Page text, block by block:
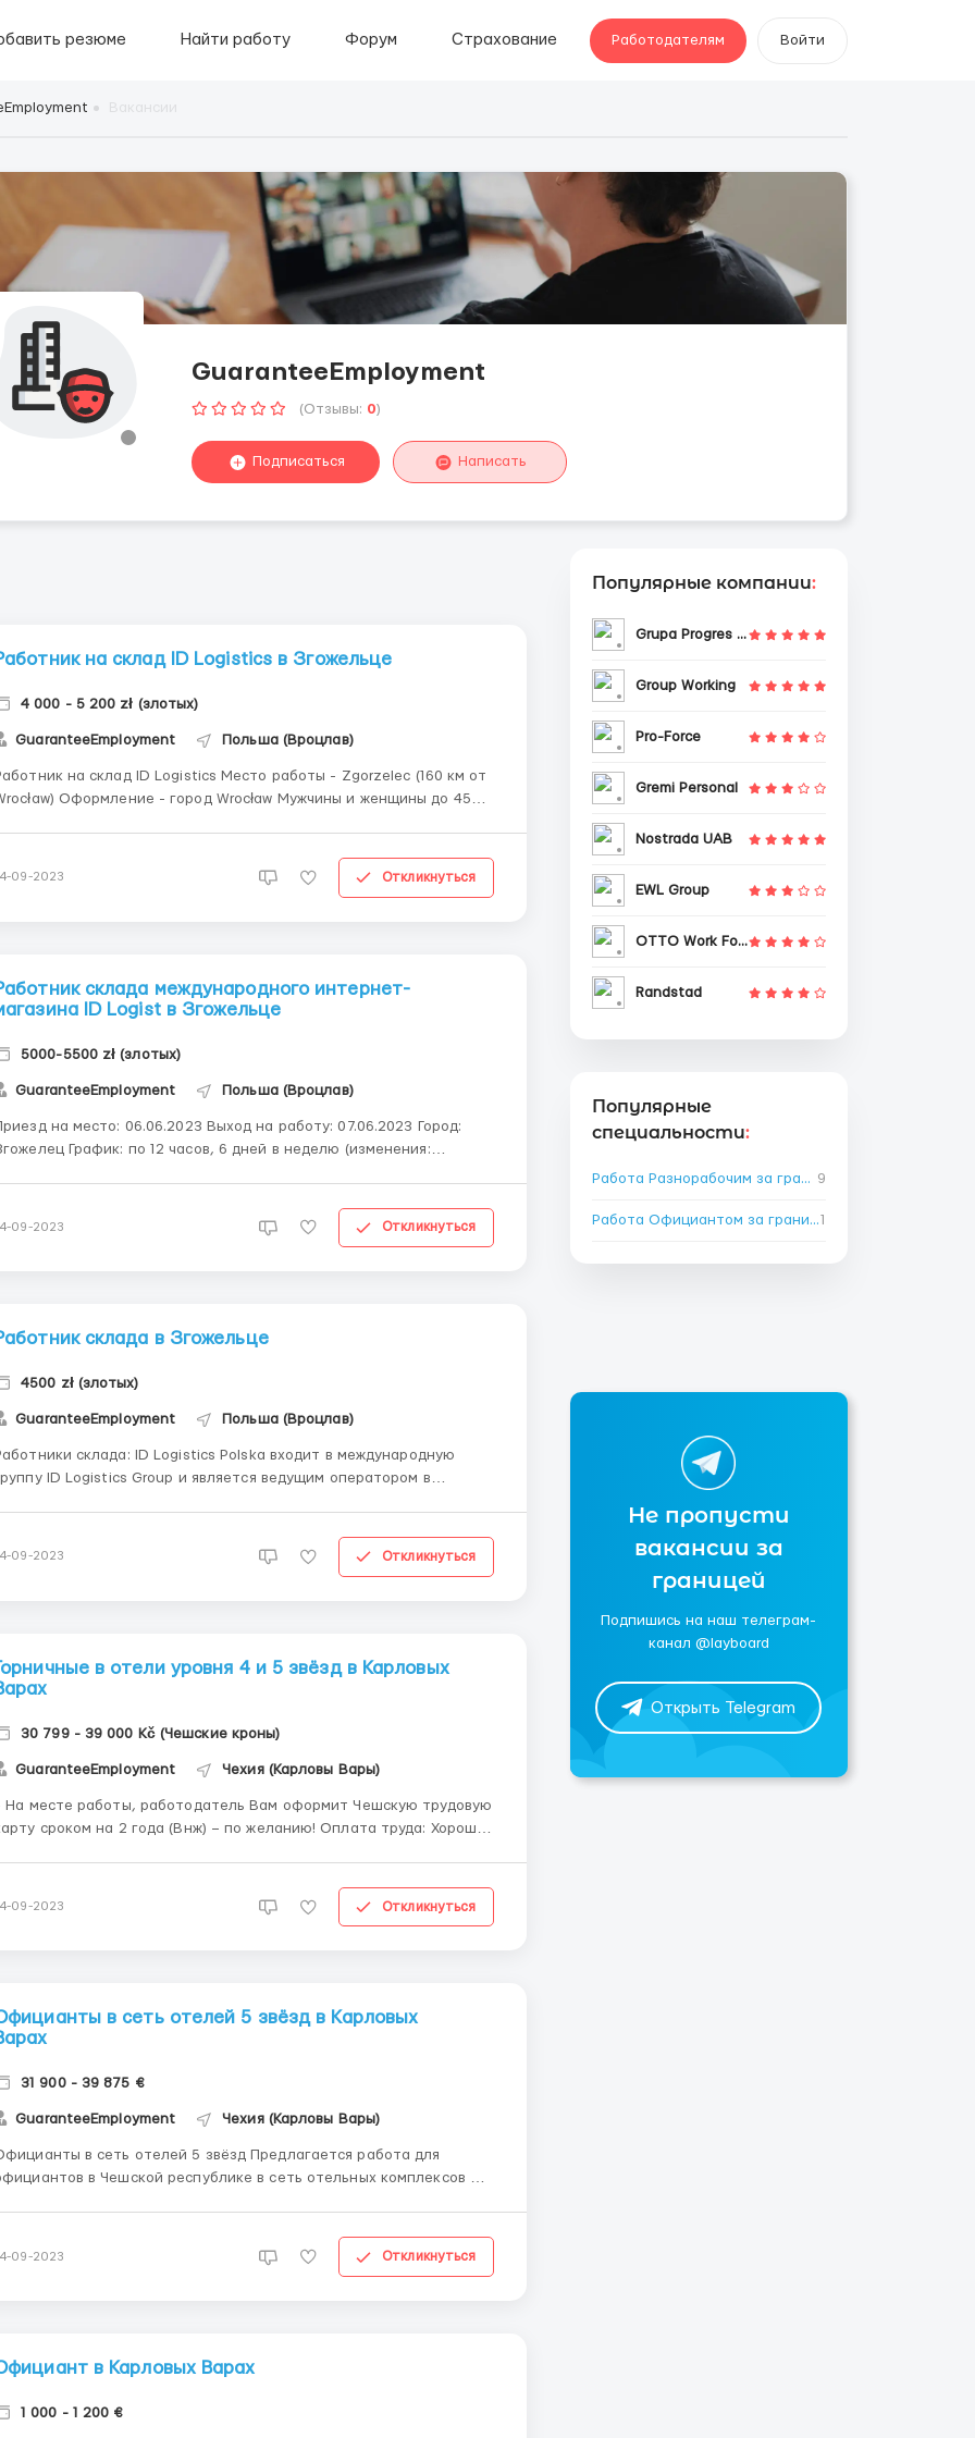
резюме Найти работу Форум Страхование Работодателям Войти
GuaranteeEmployment
(Отзывы: 0)
Подписаться Написать
на склад ID Logistics в Згожельце
4 000 - 5 200 zł (злотых)
GuaranteeEmployment Польша (Вроцлав)
на склад ID Logistics Место работы - Zgorzelec (160 км от
Оформление - город Wrocław Мужчины и женщины до 45
09-2023 Откликнуться
склада международного интернет-
ID Logist в Згожельце
5000-5500 zł (злотых)
GuaranteeEmployment Польша (Вроцлав)
на место: 06.06.2023 Выход на работу: 07.06.2023 Город:
График: по 12 часов, 6 дней в неделю (изменения:
09-2023 Откликнуться
склада в Згожельце
4500 zł (злотых)
GuaranteeEmployment Польша (Вроцлав)
склада: ID Logistics Polska входит в международную
ID Logistics Group и является ведущим оператором в
розничные сети), одежды, косметики, предметов роскоши, товаров
14-09-2023 Откликнуться
в отели уровня 4 и 5 звёзд в Карловых
30 799 - 39 000 Kč (Чешские кроны)
GuaranteeEmployment Чехия (Карловы Вары)
На месте работы, работодатель Вам оформит Чешскую трудовую
сроком на 2 года (Внж) – по желанию! Оплата труда: Хорошая
09-2023 Откликнуться
в сеть отелей 5 звёзд в Карловых
31 900 - 39 875 €
GuaranteeEmployment Чехия (Карловы Вары)
в сеть отелей 5 звёзд Предлагается работа для
в Чешской республике в сеть отельных комплексов 5
09-2023 Откликнуться
в Карловых Варах
1 000 - 1 200 €
Популярные компании:
Grupa Progres Sp. z o.o.
Group Working
Pro-Force
Gremi Personal
Nostrada UAB
EWL Group
OTTO Work Force
Randstad
Популярные
специальности:
Работа Разнорабочим за границей 9
Работа Официантом за границей1
Не пропусти
вакансии за
границей
Подпишись на наш телеграм-
канал @layboard
Открыть Telegram